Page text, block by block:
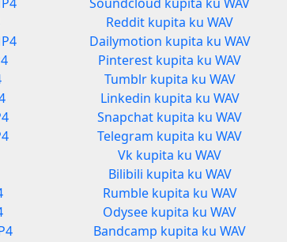
Reddit kupita ku WAV
Dailymotion kupita ku WAV
Pinterest kupita ku WAV
Tumblr kupita ku WAV
Linkedin kupita ku WAV
Snapchat kupita ku WAV
Telegram kupita ku WAV
Vk kupita ku WAV
Bilibili kupita ku WAV
Rumble kupita ku WAV
Odysee kupita ku WAV
Bandcamp kupita ku WAV